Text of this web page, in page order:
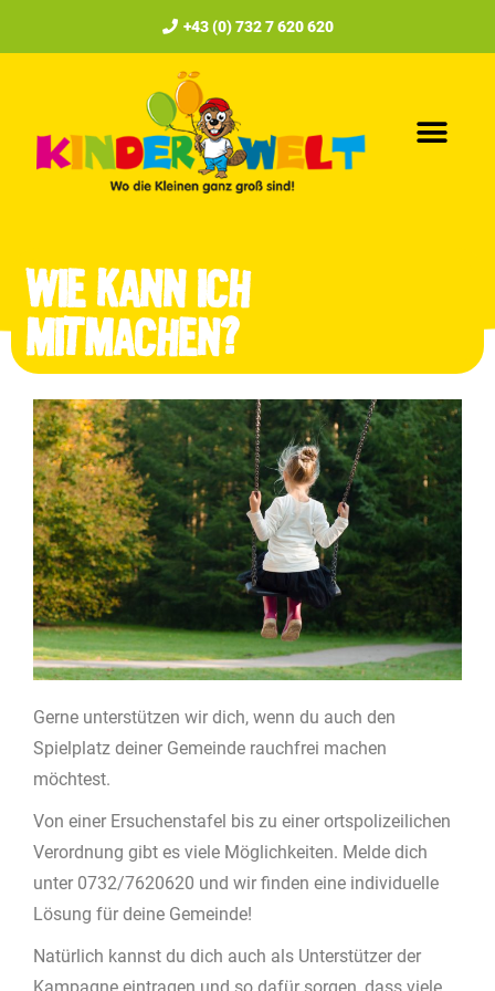
+43 (0) 732 7 620 620
Wie kann ich
mitmachen?
Gerne unterstützen wir dich, wenn du auch den
Spielplatz deiner Gemeinde rauchfrei machen
möchtest.
Von einer Ersuchenstafel bis zu einer ortspolizeilichen
Verordnung gibt es viele Möglichkeiten. Melde dich
unter 0732/7620620 und wir finden eine individuelle
Lösung für deine Gemeinde!
Natürlich kannst du dich auch als Unterstützer der